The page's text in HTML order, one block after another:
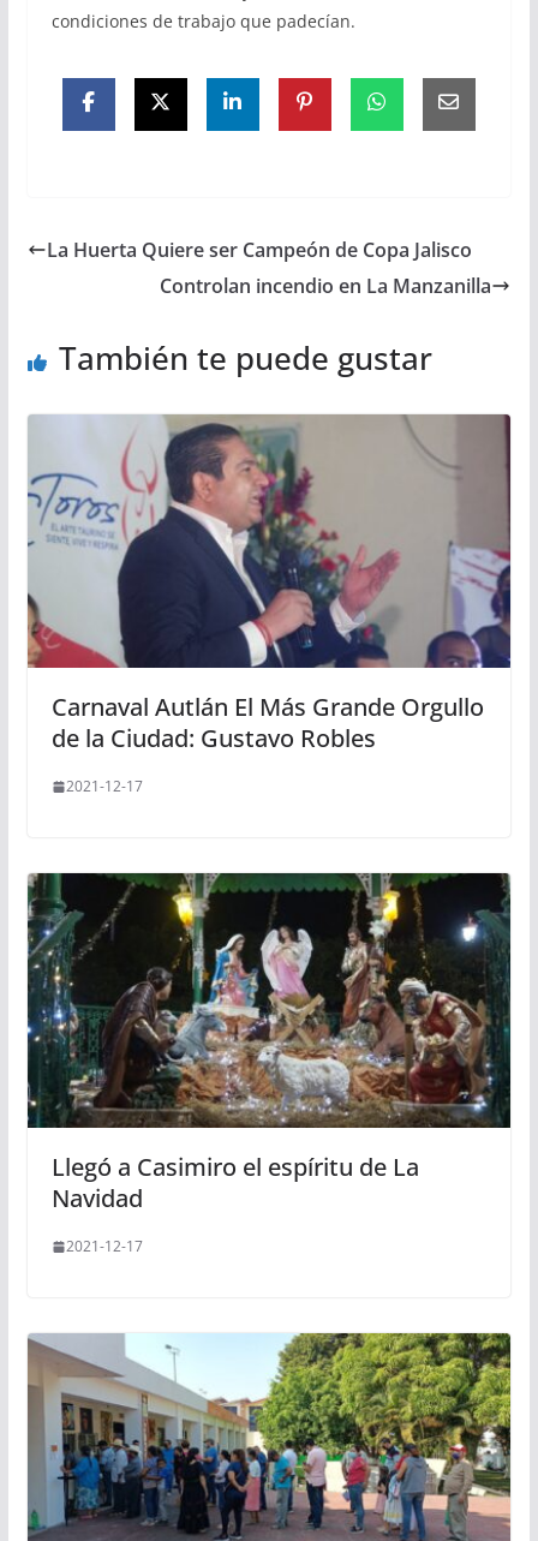
condiciones de trabajo que padecían.
La Huerta Quiere ser Campeón de Copa Jalisco
Controlan incendio en La Manzanilla
También te puede gustar
Carnaval Autlán El Más Grande Orgullo
de la Ciudad: Gustavo Robles
2021-12-17
Llegó a Casimiro el espíritu de La
Navidad
2021-12-17